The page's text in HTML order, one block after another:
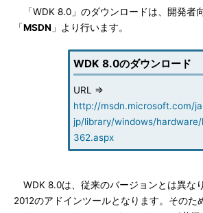
「WDK 8.0」のダウンロードは、開発者
「MSDN 」より行います。
WDK 8.0のダウンロード
URL ⇒
http://msdn.microsoft.com/
jp/library/windows/hardware/
362.aspx
WDK 8.0は、従来のバージョンとは異な
2012のアドインツールとなります。そのた